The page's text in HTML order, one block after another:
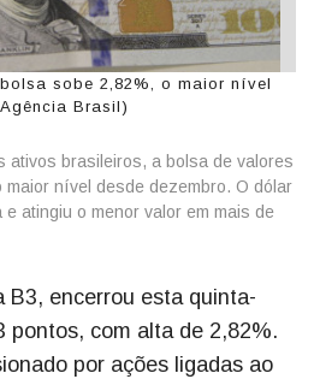
sobe 2,82%, o maior nível
Brasil)
ativos brasileiros, a bolsa de valores
nível desde dezembro. O dólar
atingiu o menor valor em mais de
B3, encerrou esta quinta-
pontos, com alta de 2,82%.
por ações ligadas ao